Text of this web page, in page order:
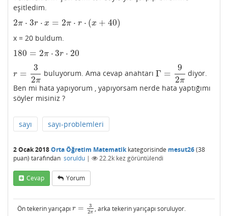
eşitledim.
2π ⋅ 3r ⋅ x = 2π ⋅ r ⋅ (x + 40)
2π⋅ 3 r⋅x= 2π r⋅( +40)
x = 20 buldum.
180 = 2π ⋅ 3r ⋅ 20
180= 2π ⋅3r⋅ 20
r =
3
2π
r= 32 π buluyorum. Ama cevap anahtarıΓ =
9
2π
Γ= 92 π
diyor.
Ben mi hata yapıyorum , yapıyorsam nerde hata yaptığımı
söyler misiniz ?
sayı sayı-problemleri
2 Ocak 2018Orta Öğretim Matematikkategorisinde mesut26(38
puan) tarafından soruldu | 22.2k kez görüntülendi
Cevap Yorum
Ön tekerin yarıçapı r =
3
2π
r= 32 π , arka tekerin yarıçapı soruluyor.